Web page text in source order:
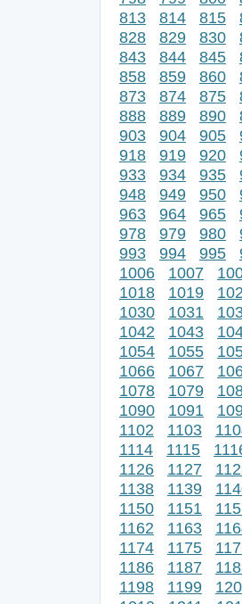
813
814 815
828
829 830
843
844 845
858
859 860
873
874 875
888
889 890
903
904 905
918
919 920
933
934 935
948
949 950
963
964 965
978
979 980
993
994 995
1006
1007
1018
1019
1030
1031
1042
1043
1054
1055
1066
1067
1078
1079
1090
1091
1102
1103
1114
1115
1126
1127
1138
1139
1150
1151
1162
1163
1174
1175
1186
1187
1198
1199